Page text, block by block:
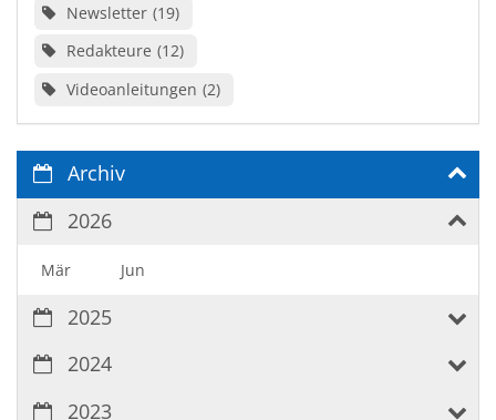
Newsletter 19
Redakteure 12
Videoanleitungen 2
Archiv
2026
Mär Jun
2025
2024
2023